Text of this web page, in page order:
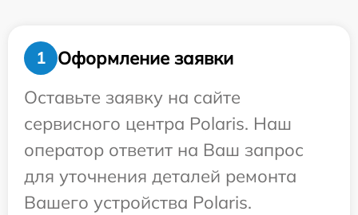
1
Оформление заявки
Оставьте заявку на сайте
сервисного центра Polaris. Наш
оператор ответит на Ваш запрос
для уточнения деталей ремонта
Вашего устройства Polaris.